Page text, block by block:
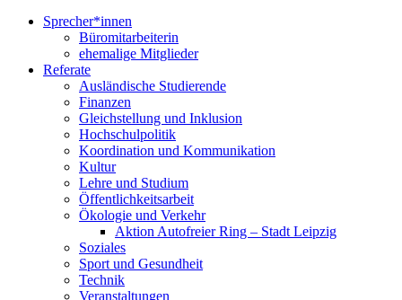
Sprecher*innen
Büromitarbeiterin
ehemalige Mitglieder
Referate
Ausländische Studierende
Finanzen
Gleichstellung und Inklusion
Hochschulpolitik
Koordination und Kommunikation
Kultur
Lehre und Studium
Öffentlichkeitsarbeit
Ökologie und Verkehr
Aktion Autofreier Ring – Stadt Leipzig
Soziales
Sport und Gesundheit
Technik
Veranstaltungen